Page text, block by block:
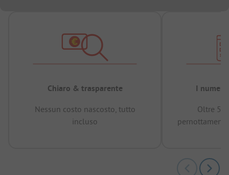
Chiaro & trasparente
Nessun costo nascosto, tutto
incluso
I numeri
Oltre